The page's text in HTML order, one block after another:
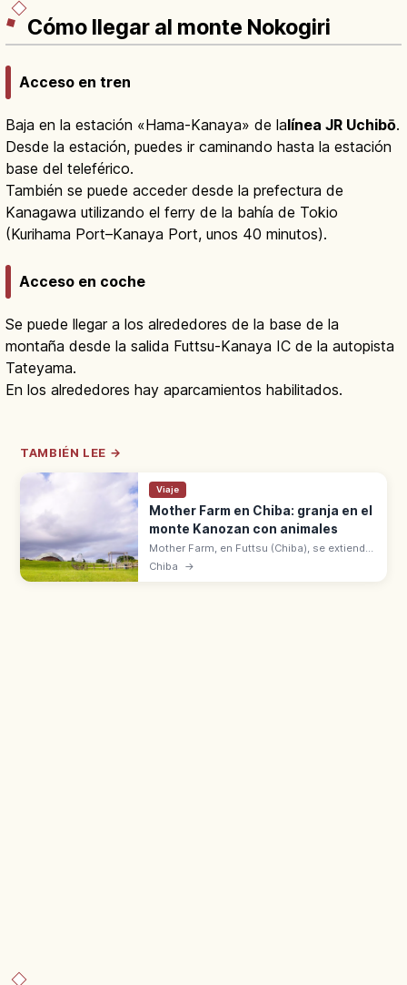
Cómo llegar al monte Nokogiri
Acceso en tren
Baja en la estación «Hama-Kanaya» de lalínea JR Uchibō.
Desde la estación, puedes ir caminando hasta la estación
base del teleférico.
También se puede acceder desde la prefectura de
Kanagawa utilizando el ferry de la bahía de Tokio
(Kurihama Port–Kanaya Port, unos 40 minutos).
Acceso en coche
Se puede llegar a los alrededores de la base de la
montaña desde la salida Futtsu-Kanaya IC de la autopista
Tateyama.
En los alrededores hay aparcamientos habilitados.
TAMBIÉN LEE →
Viaje
Mother Farm en Chiba: granja en el
monte Kanozan con animales
Mother Farm, en Futtsu (Chiba), se extiende
por el monte Kanozan con vistas a la bahía
Chiba →